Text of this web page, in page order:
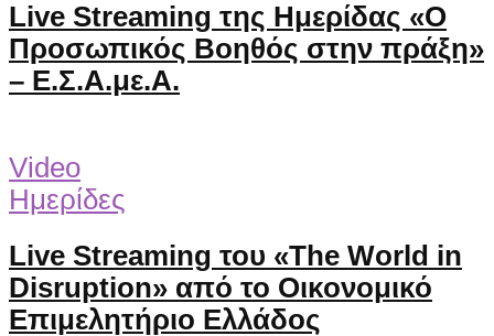
Live Streaming της Ημερίδας «Ο
Προσωπικός Βοηθός στην πράξη»
– Ε.Σ.Α.με.Α.
Video
Ημερίδες
Live Streaming του «The World in
Disruption» από το Οικονομικό
Επιμελητήριο Ελλάδος